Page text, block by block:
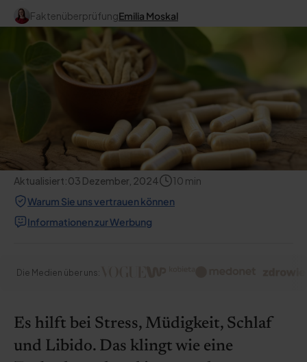
FaktenüberprüfungEmilia Moskal
Aktualisiert:03 Dezember, 2024 10 min
Warum Sie uns vertrauen können
Informationen zur Werbung
Die Medien über uns:
Es hilft bei Stress, Müdigkeit, Schlaf
und Libido. Das klingt wie eine